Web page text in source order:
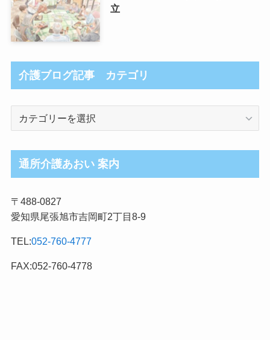
立
介護ブログ記事 カテゴリ
ロ
グ
事
カ
ゴ
リ
通所介護あおい 案内
〒488-0827
愛知県尾張旭市吉岡町2丁目8-9
TEL:052-760-4777
FAX:052-760-4778